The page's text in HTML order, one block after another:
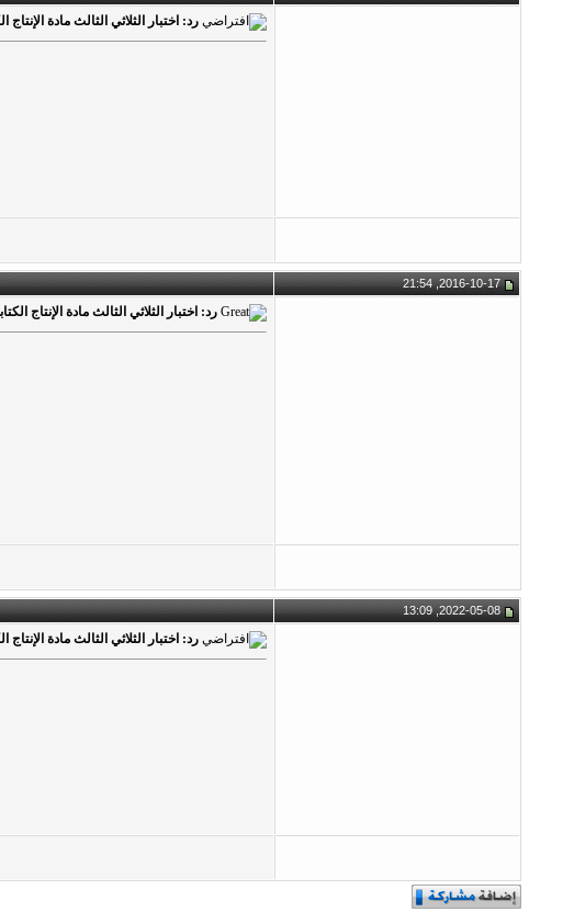
رد: اختبار الثلاثي الثالث مادة الإنتاج
2016-10-17, 21:54
رد: اختبار الثلاثي الثالث مادة الإنتاج الكتابي -
2022-05-08, 13:09
رد: اختبار الثلاثي الثالث مادة الإنتاج